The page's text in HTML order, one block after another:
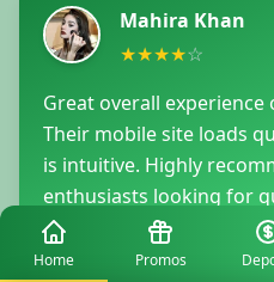
Mahira Khan
★★★★☆
Great overall
Their mobile site loads
is intuitive. Highly
enthusiasts looking for
Home Promos